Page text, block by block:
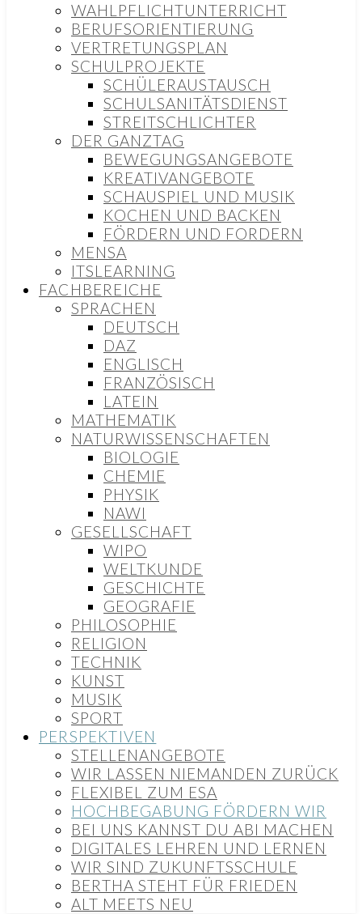
WAHLPFLICHTUNTERRICHT
BERUFSORIENTIERUNG
VERTRETUNGSPLAN
SCHULPROJEKTE
SCHÜLERAUSTAUSCH
SCHULSANITÄTSDIENST
STREITSCHLICHTER
DER GANZTAG
BEWEGUNGSANGEBOTE
KREATIVANGEBOTE
SCHAUSPIEL UND MUSIK
KOCHEN UND BACKEN
FÖRDERN UND FORDERN
MENSA
ITSLEARNING
FACHBEREICHE
SPRACHEN
DEUTSCH
DAZ
ENGLISCH
FRANZÖSISCH
LATEIN
MATHEMATIK
NATURWISSENSCHAFTEN
BIOLOGIE
CHEMIE
PHYSIK
NAWI
GESELLSCHAFT
WIPO
WELTKUNDE
GESCHICHTE
GEOGRAFIE
PHILOSOPHIE
RELIGION
TECHNIK
KUNST
MUSIK
SPORT
PERSPEKTIVEN
STELLENANGEBOTE
WIR LASSEN NIEMANDEN ZURÜCK
FLEXIBEL ZUM ESA
HOCHBEGABUNG FÖRDERN WIR
BEI UNS KANNST DU ABI MACHEN
DIGITALES LEHREN UND LERNEN
WIR SIND ZUKUNFTSSCHULE
BERTHA STEHT FÜR FRIEDEN
ALT MEETS NEU